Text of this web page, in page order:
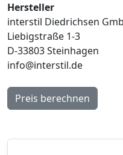
Hersteller
interstil Diedrichsen
Liebigstraße 1-3
D-33803 Steinhagen
info@interstil.de
Preis berechnen